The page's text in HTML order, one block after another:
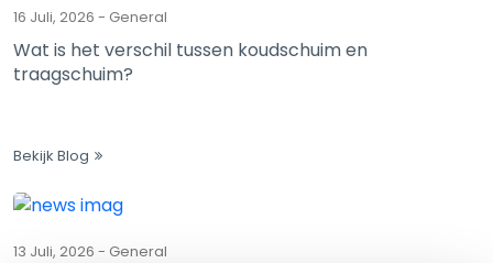
16 Juli, 2026 - General
Wat is het verschil tussen koudschuim en
traagschuim?
Bekijk Blog
13 Juli, 2026 - General